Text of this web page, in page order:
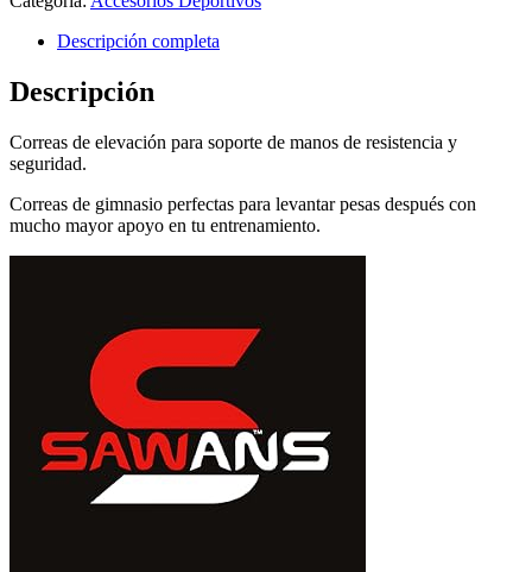
Descripción completa
Descripción
Correas de elevación para soporte de manos de resistencia y
seguridad.
Correas de gimnasio perfectas para levantar pesas después con
mucho mayor apoyo en tu entrenamiento.